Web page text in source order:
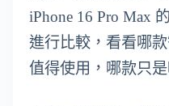
iPhone 16 Pro Max
進行比較，看看哪
值得使用，哪款只是